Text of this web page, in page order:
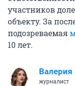
участников
объекту. За
подозреваемая
10 лет.
Валерия
журналист